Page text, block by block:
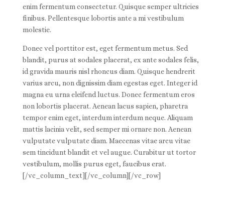
enim fermentum consectetur. Quisque semper ultricies
finibus. Pellentesque lobortis ante a mi vestibulum
molestie.
Donec vel porttitor est, eget fermentum metus. Sed
blandit, purus at sodales placerat, ex ante sodales felis,
id gravida mauris nisl rhoncus diam. Quisque hendrerit
varius arcu, non dignissim diam egestas eget. Integer id
magna eu urna eleifend luctus. Donec fermentum eros
non lobortis placerat. Aenean lacus sapien, pharetra
tempor enim eget, interdum interdum neque. Aliquam
mattis lacinia velit, sed semper mi ornare non. Aenean
vulputate vulputate diam. Maecenas vitae arcu vitae
sem tincidunt blandit et vel augue. Curabitur ut tortor
vestibulum, mollis purus eget, faucibus erat.
[/vc_column_text][/vc_column][/vc_row]